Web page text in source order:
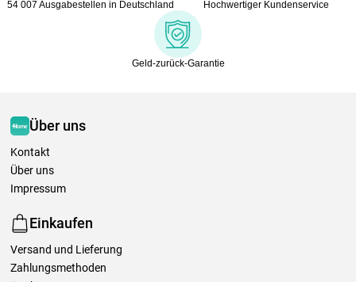
54 007 Ausgabestellen in Deutschland Hochwertiger Kundenservice
Geld-zurück-Garantie
Über uns
Kontakt
Über uns
Impressum
Einkaufen
Versand und Lieferung
Zahlungsmethoden